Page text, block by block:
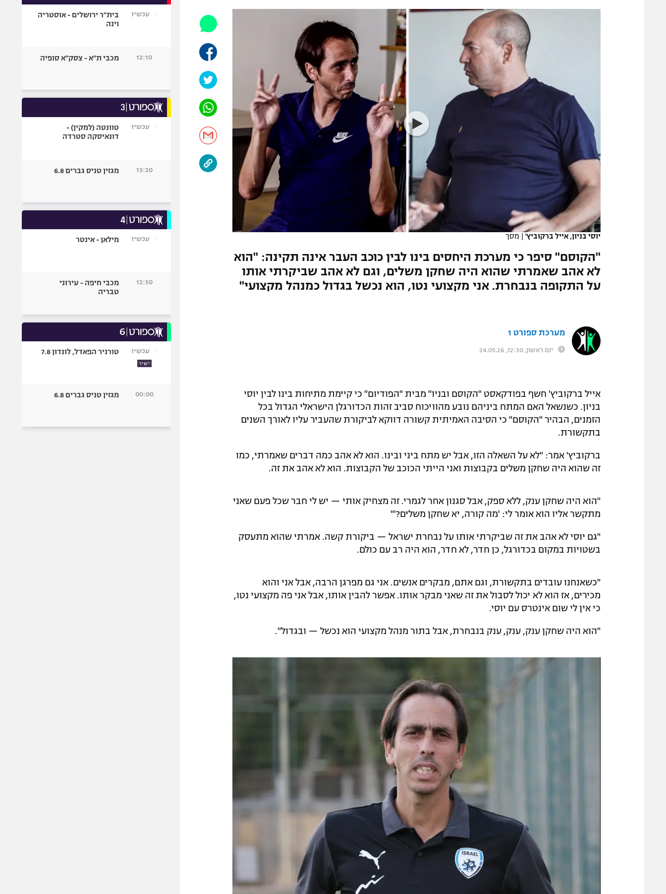
תקנון משתתפים וזוכים בפרסים
תקנון עבור פעילות אלקטרה
תקנון עבור פעילות ספורט 1 – "מרלן"
תנאי שימוש
מדיניות פרטיות
תקנון פעילות ספורט 1
רשיון להקרנה פומבית לבית עסק
הצטרפות לחבילת הערוצים
לוח דרושים – ג'ובנט
המגזין
הפועל תל אביב
הפועל באר שבע
מכבי נתניה
בני יהודה
ליגה סינית
ליגה ברזילאית
ליגות נוספות
ספורט מוטורי
פוטבול אמריקאי NFL
אומנויות לחימה
גיימינג E-Sports
יוסי בניון, אייל ברקוביץ' | מסך
"הקוסם" סיפר כי מערכת היחסים בינו לבין כוכב העבר אינה תקינה: "הוא
לא אהב שאמרתי שהוא היה שחקן משלים, וגם לא אהב שביקרתי אותו
על התקופה בנבחרת. אני מקצועי נטו, הוא נכשל בגדול כמנהל מקצועי"
מערכת ספורט 1
יום ראשון, 12:30, 24.05.26
אייל ברקוביץ' חשף בפודקאסט "הקוסם ובניו" מבית "הפודיום" כי קיימת מתיחות בינו לבין יוסי
בניון. כשנשאל האם המתח ביניהם נובע מהוויכוח סביב זהות הכדורגלן הישראלי הגדול בכל
הזמנים, הבהיר "הקוסם" כי הסיבה האמיתית קשורה דווקא לביקורת שהעביר עליו לאורך השנים
בתקשורת.
ברקוביץ' אמר: "לא על השאלה הזו, אבל יש מתח ביני ובינו. הוא לא אהב כמה דברים שאמרתי, כמו
זה שהוא היה שחקן משלים בקבוצות ואני הייתי הכוכב של הקבוצות. הוא לא אהב את זה.
"הוא היה שחקן ענק, ללא ספק, אבל סגנון אחר לגמרי. זה מצחיק אותי — יש לי חבר שכל פעם שאני
מתקשר אליו הוא אומר לי: 'מה קורה, יא שחקן משלים?'"
"גם יוסי לא אהב את זה שביקרתי אותו על נבחרת ישראל — ביקורת קשה. אמרתי שהוא מתעסק
בשטויות במקום בכדורגל, כן חדר, לא חדר, הוא היה רב עם כולם.
"כשאנחנו עובדים בתקשורת, וגם אתם, מבקרים אנשים. אני גם מפרגן הרבה, אבל אני והוא
מכירים, אז הוא לא יכול לסבול את זה שאני מבקר אותו. אפשר להבין אותו, אבל אני פה מקצועי נטו,
כי אין לי שום אינטרס עם יוסי.
"הוא היה שחקן ענק, ענק, ענק בנבחרת, אבל בתור מנהל מקצועי הוא נכשל — ובגדול".
עכשיו
בית"ר ירושלים - אוסטריה
וינה
12:10 מכבי ת"א - צסק"א סופיה
עכשיו
טוונטה (למקין) -
דונאיסקה סטרדה
13:20 מגזין טניס גברים 6.8
עכשיו מילאן - אינטר
12:50
מכבי חיפה - עירוני
טבריה
עכשיו
ישיר
טורניר הפאדל, לונדון 7.8
00:00 מגזין טניס גברים 6.8